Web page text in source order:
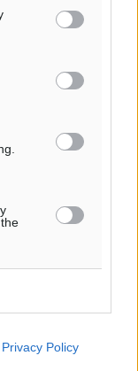
Privacy Policy
το άρθρο